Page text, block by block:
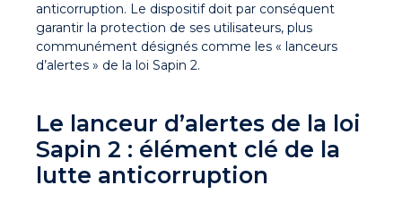
anticorruption. Le dispositif doit par conséquent
garantir la protection de ses utilisateurs, plus
communément désignés comme les « lanceurs
d’alertes » de la loi Sapin 2.
Le lanceur d’alertes de la loi
Sapin 2 : élément clé de la
lutte anticorruption